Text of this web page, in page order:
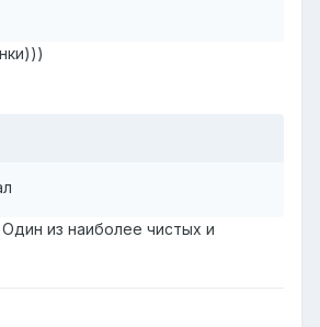
из наиболее чистых и